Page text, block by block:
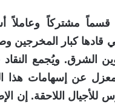
مشتركاً وعاملاً
قادها كبار المخرجين
الشرق. ويُجمع
عن إسهامات هذا
اللاحقة. إن